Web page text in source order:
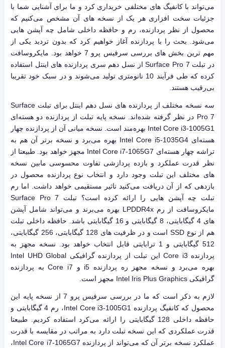
می‌تواند با کانفیگ های مختلفی خریداری کرد و ما برای آشنایی شما با
جزئیات سخت افزاری هر یک از نسخه های آن مشخص می‌کنیم که
محصول از نظر پردازنده، رم و حافظه داخلی شامل چه آپشن هایی
می‌شود. بحث را با پردازنده آغاز خواهیم کرد که بدون تردید یکی از
مهم ترین بخش های بررسی سرفیس پرو 7 خواهد بود. مایکروسافت
در تبلت Surface Pro 7 از نسل دهم سری پردازنده های اینتل استفاده
کرده که طی فرآیند 10 نانومتری تولید می‌شوند و در سبک خود تقریبا
بی‌رقیب هستند.
سه نسخه مختلف از پردازنده های نسل دهم اینتل برای تبلت Surface
Pro 7 در نظر گرفته شده‌اند. نسخه پایه تبلت از پردازنده دو هسته‌ای
Intel Core i3-1005G1 بهره‌مند است. نسخه میانی آن از پردازنده چهار
هسته‌ای Intel Core i5-1035G4 بهره می‌برد و نسخه برتر آن هم به
تراشه چهار هسته‌ای Intel Core i7-1065G7 مجهز خواهد بود. طبیعتا از
نظر قدرت عملکرد و بازده پردازشی تفاوت محسوسی مابین نسخه
های مختلف این تبلت وجود دارد و انتخاب نوع پردازنده محصول در
بازدهی که از آن دریافت می‌کنید تاثیر مستقیمی خواهد داشت. اما رم
تبلت چه آپشن هایی را ارائه کرده است؟ تبلت Surface Pro 7
مایکروسافت از رم LPDDR4x بهره‌ می‌برند و می‌تواند شامل آپشن
های 4 گیگابایتی، 8 گیگابایتی و 16 گیگابایتی باشد. حافظه داخلی تبلت
هم از نوع SSD است و در ظرفیت های 128 گیگابایتی، 256 گیگابایتی،
512 گیگابایتی و 1 ترابایتی قابل انتخاب خواهد بود. نسخه مجهز به
پردازنده Core i3 این تبلت از پردازنده گرافیکی Intel UHD Global
بهره می‌برد و نسخه مجهز ره پردازنده i5 و Core i7 به پردازنده
گرافیکی Intel Iris Plus Graphics مجهز است.
لازم به ذکر است که ما در بررسی سرفیس پرو 7 از نسخه پایه این
محصول که کانفیگ پردازنده Intel Core i3-1005G1، رم 4 گیگابایتی و
حافظه داخلی 128 گیگابایتی را ارائه می‌کرد استفاده کردیم. طبیعتا
قدرت عملکردی که این نسخه تبلت دارد به مراتب در مقایسه با قدرت
عملکرد نسخه برتر آن که می‌تواند از پردازنده Intel Core i7-1065G7،